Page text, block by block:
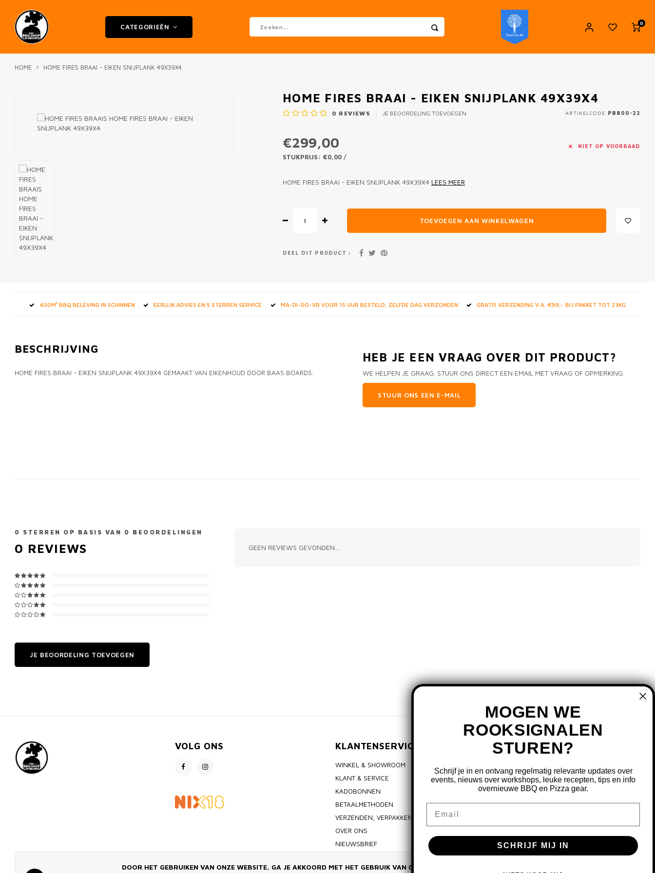
CATEGORIEËN
0
HOME HOME FIRES BRAAI - EIKEN SNIJPLANK 49X39X4
HOME FIRES BRAAI - EIKEN SNIJPLANK 49X39X4
0 REVIEWS JE BEOORDELING TOEVOEGEN ARTIKELCODE PB800-22
€299,00
STUKPRIJS: €0,00 /
NIET OP VOORRAAD
HOME FIRES BRAAI - EIKEN SNIJPLANK 49X39X4 LEES MEER
TOEVOEGEN AAN WINKELWAGEN
DEEL DIT PRODUCT :
400M² BBQ BELEVING IN SCHINNEN EERLIJK ADVIES EN 5 STERREN SERVICE MA-DI-DO-VR VOOR 15 UUR BESTELD, ZELFDE DAG VERZONDEN GRATIS VERZENDING V.A. €99,- BIJ PAKKET TOT 23KG
BESCHRIJVING
HOME FIRES BRAAI - EIKEN SNIJPLANK 49X39X4 GEMAAKT VAN EIKENHOUD DOOR BAAS BOARDS.
HEB JE EEN VRAAG OVER DIT PRODUCT?
WE HELPEN JE GRAAG. STUUR ONS DIRECT EEN EMAIL MET VRAAG OF OPMERKING.
STUUR ONS EEN E-MAIL
0 STERREN OP BASIS VAN 0 BEOORDELINGEN
0 REVIEWS
JE BEOORDELING TOEVOEGEN
GEEN REVIEWS GEVONDEN...
VOLG ONS KLANTENSERVICE
WINKEL & SHOWROOM
KLANT & SERVICE
KADOBONNEN
BETAALMETHODEN
VERZENDEN, VERPAKKEN & RETOURNEREN
OVER ONS
NIEUWSBRIEF
PRIVACY POLICY
MIJN ACCOUNT
MIJN BESTELLINGEN
MIJN TICKETS
MIJN VERLANGLIJST
DOOR HET GEBRUIKEN VAN ONZE WEBSITE, GA JE AKKOORD MET HET GEBRUIK VAN COOKIES OM ONZE WEBSITE TE VERBETEREN.
MOGEN WE
ROOKSIGNALEN
STUREN?
Schrijf je in en ontvang regelmatig relevante updates over
events, nieuws over workshops, leuke recepten, tips en info
overnieuwe BBQ en Pizza gear.
SCHRIJF MIJ IN